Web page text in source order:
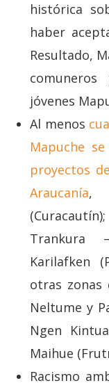
histórica
haber
Resultado,
jóvenes
Al menos
Mapuche
proyectos
Araucanía,
Trankura
Karilafken
otras zonas
Neltume y
Ngen
Maihue
Racismo